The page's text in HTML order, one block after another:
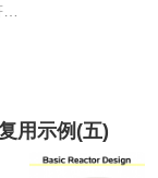
用示例(五)